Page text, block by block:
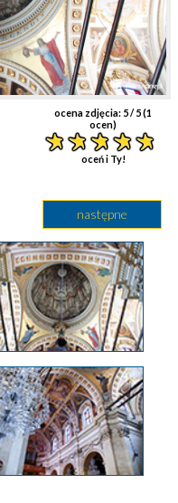
ocena zdjęcia: 5/ 5 (1
ocen)
oceń i Ty!
następne